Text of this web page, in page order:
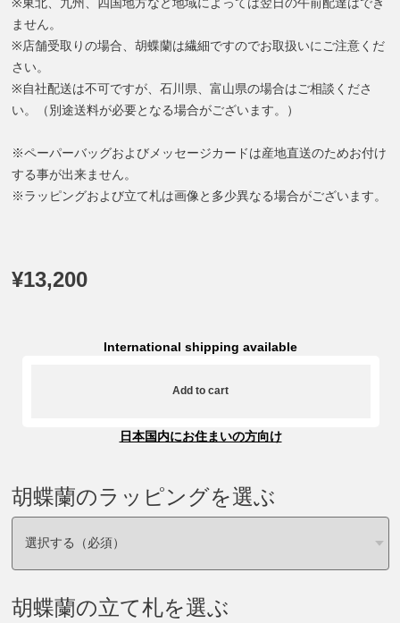
ません。
※店舗受取りの場合、胡蝶蘭は繊細ですのでお取扱いにご注意くだ
さい。
※自社配送は不可ですが、石川県、富山県の場合はご相談くださ
い。（別途送料が必要となる場合がございます。）
※ペーパーバッグおよびメッセージカードは産地直送のためお付け
する事が出来ません。
※ラッピングおよび立て札は画像と多少異なる場合がございます。
¥13,200
International shipping available
Add to cart
日本国内にお住まいの方向け
胡蝶蘭のラッピングを選ぶ
胡蝶蘭の立て札を選ぶ